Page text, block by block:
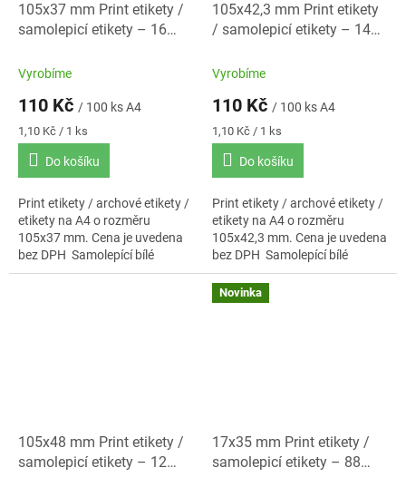
105x37 mm Print etikety /
samolepicí etikety – 16
Vyrobíme
110 Kč / 100 ks A4
Měrná
cena:
1,10 Kč / 1 ks
Do košíku
Print etikety / archové etikety /
etikety na A4 o rozměru
105x37 mm. Cena je uvedena
bez DPH Samolepící bílé
etikety. Standardní lepidlo.
105x42,3 mm Print etikety
/ samolepicí etikety – 14
Vyrobíme
110 Kč / 100 ks A4
Měrná
cena:
1,10 Kč / 1 ks
Do košíku
Print etikety / archové etikety /
etikety na A4 o rozměru
105x42,3 mm. Cena je uvedena
bez DPH Samolepící bílé
etikety. Standardní lepidlo.
Baleno po 100 ks...
105x48 mm Print etikety /
samolepicí etikety – 12
Novinka
17x35 mm Print etikety /
samolepicí etikety – 88